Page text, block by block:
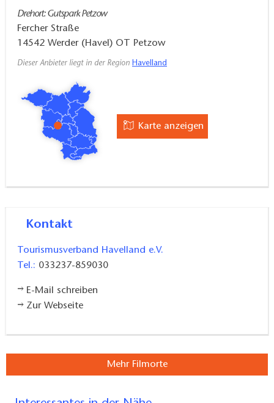
mittelalterliche Atmosphäre versprüht.
Nur wenige Kilometer von Petzow entfernt,
schmiegt sich das gemütliche Fischerdorf Ferch an
Kiefernwälder und Wiesen verlief sich hier ein junges
Geschwisterpaar. Doch plötzlich entdecken sie zu
ihrer Überraschung schließlich ein geheimnisvolles
Lebkuchenhaus, in dessen schmackhaften Wänden
eine ominöse Hexe haust. Mit
Grimm’schen Märchen im Frühjahr 2012 filmisch in
Handumdrehen zum Schauplatz der
Das Havelland mit seinen märchenhaften Drehorten
Petzow und Ferch lädt sowohl große als auch kleine
Spaziergänge rund um den Schwielowsee begeistern
Drehort: Gutspark Petzow
Fercher Straße
14542 Werder (Havel) OT Petzow
Dieser Anbieter liegt in der Region Havelland
Karte anzeigen
Kontakt
Tourismusverband Havelland e.V.
Tel.: 033237-859030
E-Mail schreiben
Zur Webseite
Mehr Filmorte